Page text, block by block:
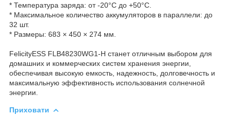
* Температура заряда: от -20°C до +50°C.
* Максимальное количество аккумуляторов в параллели: до
32 шт.
* Размеры: 683 × 450 × 274 мм.
FelicityESS FLB48230WG1-H станет отличным выбором для
домашних и коммерческих систем хранения энергии,
обеспечивая высокую емкость, надежность, долговечность и
максимальную эффективность использования солнечной
энергии.
Приховати